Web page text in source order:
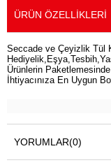
ÜRÜN ÖZELLIKLERI
Seccade ve Çeyizlik Tül
Ürünlerin
İhtiyacınıza En Uygun
YORUMLAR(0)